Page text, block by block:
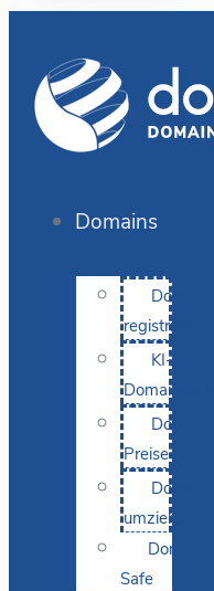
Domains
Domain
registrieren
KI-
Domainsuche
Domain-
Preise
Domain
umziehen
Domain-
Safe